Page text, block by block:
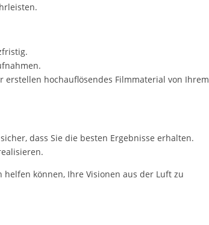
hochauflösendes Filmmaterial von Ihrem
dass Sie die besten Ergebnisse erhalten.
können, Ihre Visionen aus der Luft zu